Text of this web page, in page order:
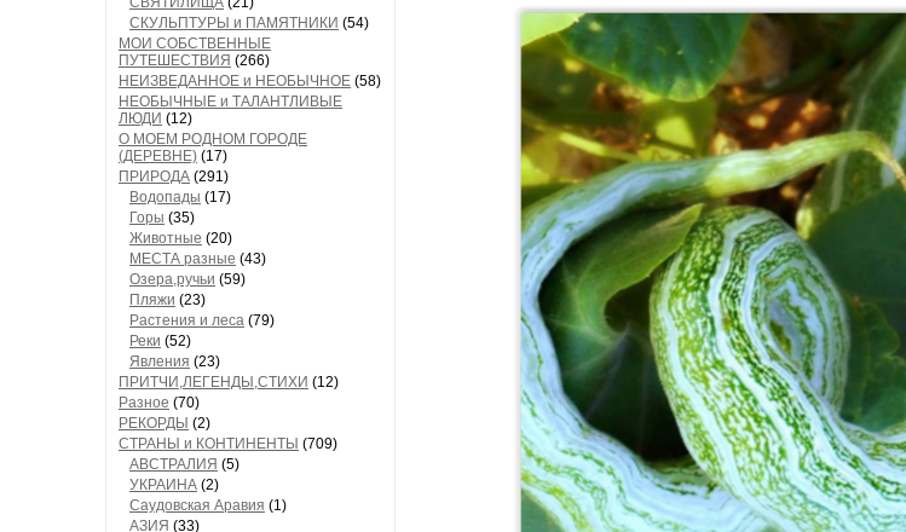
СКУЛЬПТУРЫ и ПАМЯТНИКИ (54)
МОИ СОБСТВЕННЫЕ
ПУТЕШЕСТВИЯ (266)
НЕИЗВЕДАННОЕ и НЕОБЫЧНОЕ (58)
НЕОБЫЧНЫЕ и ТАЛАНТЛИВЫЕ
ЛЮДИ (12)
О МОЕМ РОДНОМ ГОРОДЕ
(ДЕРЕВНЕ) (17)
ПРИРОДА (291)
Водопады (17)
Горы (35)
Животные (20)
МЕСТА разные (43)
Озера,ручьи (59)
Пляжи (23)
Растения и леса (79)
Реки (52)
Явления (23)
ПРИТЧИ,ЛЕГЕНДЫ,СТИХИ (12)
Разное (70)
РЕКОРДЫ (2)
СТРАНЫ и КОНТИНЕНТЫ (709)
АВСТРАЛИЯ (5)
УКРАИНА (2)
Саудовская Аравия (1)
АЗИЯ (33)